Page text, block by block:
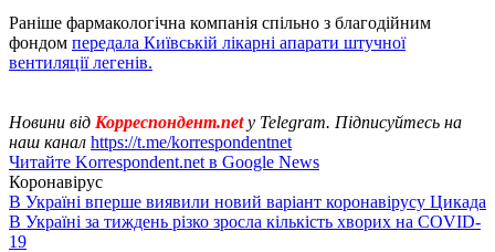
Раніше фармакологічна компанія спільно з благодійним
фондом передала Київській лікарні апарати штучної
вентиляції легенів.
Новини від Корреспондент.net у Telegram. Підписуйтесь на
наш канал https://t.me/korrespondentnet
Читайте Korrespondent.net в Google News
Коронавірус
В Україні вперше виявили новий варіант коронавірусу Цикада
В Україні за тиждень різко зросла кількість хворих на COVID-
19